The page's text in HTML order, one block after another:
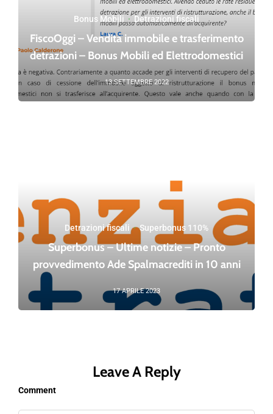
Bonus Mobili · Detrazioni fiscali
FiscoOggi – Vendita immobile e trasferimento
detrazioni – Bonus Mobili ed Elettrodomestici
13 SETTEMBRE 2022
Detrazioni fiscali·Superbonus 110%
Superbonus – Ultime notizie – Pronto
provvedimento Ade Spalmacrediti in 10 anni
17 APRILE 2023
Leave A Reply
Comment